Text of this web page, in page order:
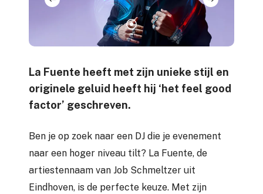
La Fuente heeft met zijn unieke stijl en
originele geluid heeft hij ‘het feel good
factor’ geschreven.
Ben je op zoek naar een DJ die je evenement
naar een hoger niveau tilt? La Fuente, de
artiestennaam van Job Schmeltzer uit
Eindhoven, is de perfecte keuze. Met zijn